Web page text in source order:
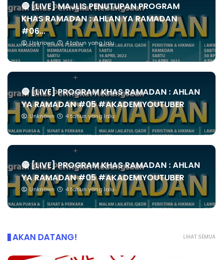
🔴 [LIVE] MAJLIS PENUTUPAN PROGRAM
KHAS RAMADAN : AHLAN YA RAMADAN
#06...
Unknown 4 tahun yang lalu
🔴 [LIVE] PROGRAM KHAS RAMADAN : AHLAN
YA RAMADAN #05 #AKADEMIYOUTUBER
Unknown 4 tahun yang lalu
🔴 [LIVE] PROGRAM KHAS RAMADAN : AHLAN
YA RAMADAN #05 #AKADEMIYOUTUBER
Unknown 4 tahun yang lalu
LIHAT SEMUA
AKAN DATANG!